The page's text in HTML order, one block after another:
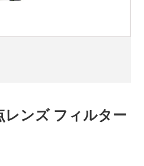
レンズ フィルター